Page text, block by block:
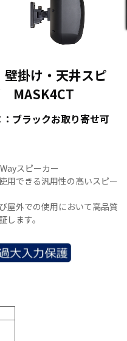
掛け・天井スピ
MASK4CT
ブラックお取り寄せ可
スピーカー
用できる汎用性の高いスピー
屋外での使用において高品質
します。